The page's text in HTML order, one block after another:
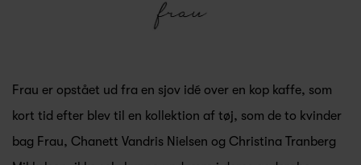
Frau er opstået ud fra en sjov idé over en kop kaffe, som
kort tid efter blev til en kollektion af tøj, som de to kvinder
bag Frau, Chanett Vandris Nielsen og Christina Tranberg